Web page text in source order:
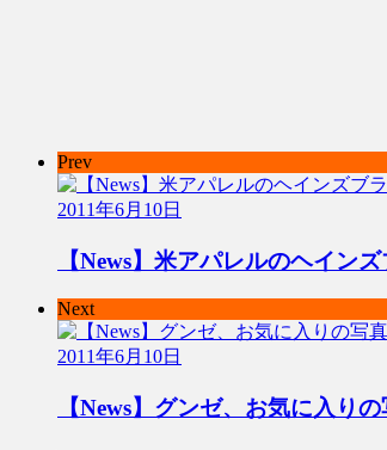
Prev
2011年6月10日
【News】米アパレルのヘイン
Next
2011年6月10日
【News】グンゼ、お気に入り